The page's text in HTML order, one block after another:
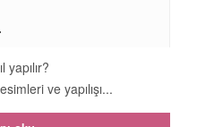
yapılır?
ve yapılışı...